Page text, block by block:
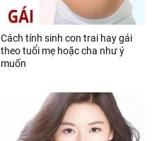
Cách tính sinh con trai hay gái
theo tuổi mẹ hoặc cha như ý
muốn